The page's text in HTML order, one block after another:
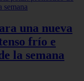
una nueva
frío e
la semana